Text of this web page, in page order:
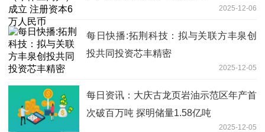
2025-12-06
每日快播:拓荆科技：拟与关联方丰泉创
投共同投资芯丰精密
2025-12-05
每日资讯：大庆古龙页岩油示范区年产首
次破百万吨 探明储量1.58亿吨
2025-12-05